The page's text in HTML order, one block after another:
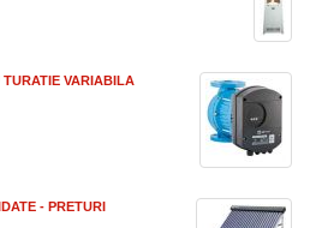
TURATIE VARIABILA
- PRETURI